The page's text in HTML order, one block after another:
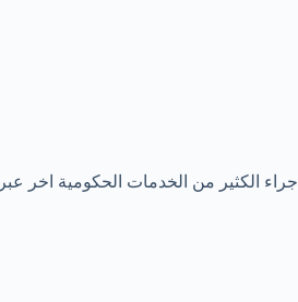
الكثير من الخدمات الحكومية اخر